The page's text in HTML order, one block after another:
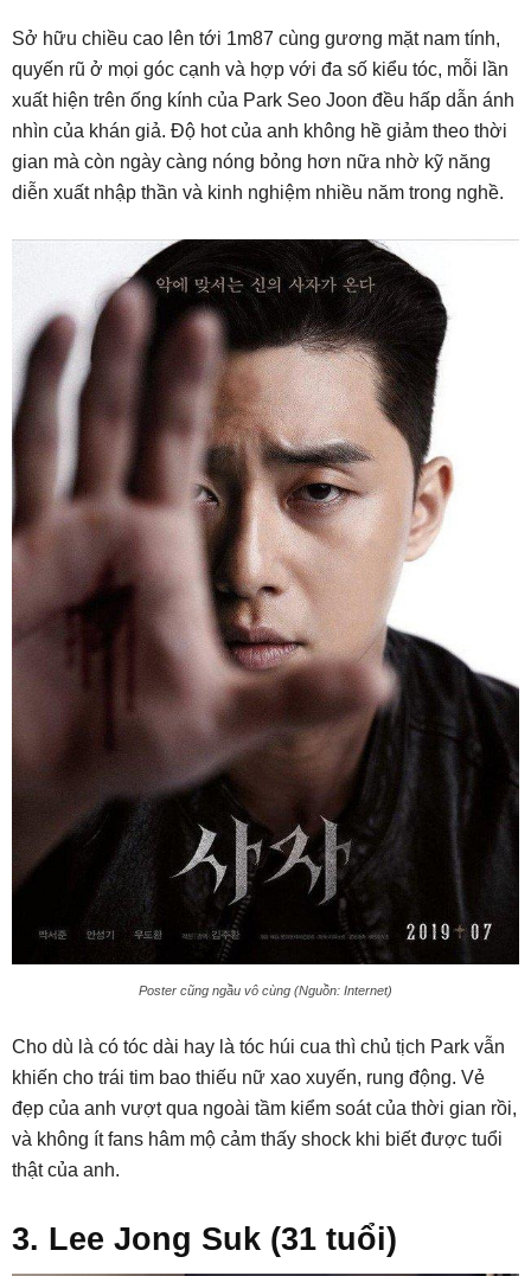
Sở hữu chiều cao lên tới 1m87 cùng gương mặt nam tính,
quyến rũ ở mọi góc cạnh và hợp với đa số kiểu tóc, mỗi lần
xuất hiện trên ống kính của Park Seo Joon đều hấp dẫn ánh
nhìn của khán giả. Độ hot của anh không hề giảm theo thời
gian mà còn ngày càng nóng bỏng hơn nữa nhờ kỹ năng
diễn xuất nhập thần và kinh nghiệm nhiều năm trong nghề.
Poster cũng ngầu vô cùng (Nguồn: Internet)
Cho dù là có tóc dài hay là tóc húi cua thì chủ tịch Park vẫn
khiến cho trái tim bao thiếu nữ xao xuyến, rung động. Vẻ
đẹp của anh vượt qua ngoài tầm kiểm soát của thời gian rồi,
và không ít fans hâm mộ cảm thấy shock khi biết được tuổi
thật của anh.
3. Lee Jong Suk (31 tuổi)